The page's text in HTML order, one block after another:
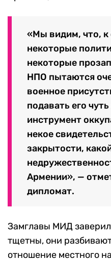
«Мы видим, что,
некоторые
некоторые
НПО пытаются
военное
подавать его
инструмент
некое
закрытости,
Армении», —
дипломат.
Замглавы МИД
тщетны, они
отношение местного